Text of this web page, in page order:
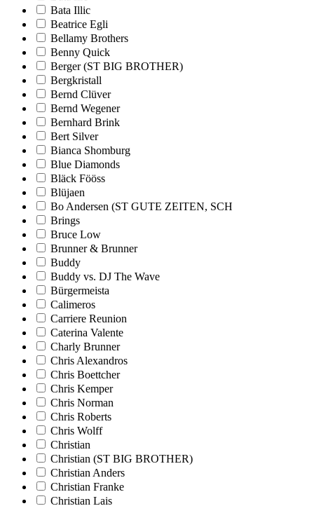
Bata Illic
Beatrice Egli
Bellamy Brothers
Benny Quick
Berger (ST BIG BROTHER)
Bergkristall
Bernd Clüver
Bernd Wegener
Bernhard Brink
Bert Silver
Bianca Shomburg
Blue Diamonds
Bläck Fööss
Blüjaen
Bo Andersen (ST GUTE ZEITEN, SCH
Brings
Bruce Low
Brunner & Brunner
Buddy
Buddy vs. DJ The Wave
Bürgermeista
Calimeros
Carriere Reunion
Caterina Valente
Charly Brunner
Chris Alexandros
Chris Boettcher
Chris Kemper
Chris Norman
Chris Roberts
Chris Wolff
Christian
Christian (ST BIG BROTHER)
Christian Anders
Christian Franke
Christian Lais